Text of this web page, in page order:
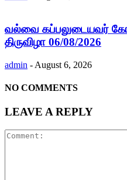
வல்வை கப்பலுடையவர்
திருவிழா 06/08/2026
admin - August 6, 2026
NO COMMENTS
LEAVE A REPLY